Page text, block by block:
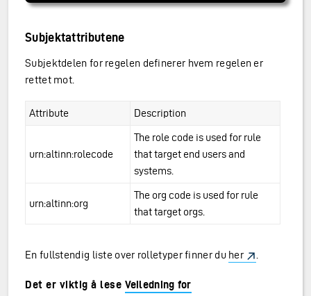
Subjektattributene
Subjektdelen for regelen definerer hvem regelen er
rettet mot.
Attribute Description
urn:altinn:rolecode
The role code is used for rule
that target end users and
systems.
urn:altinn:org
The org code is used for rule
that target orgs.
En fullstendig liste over rolletyper finner du her
Det er viktig å lese Veiledning for